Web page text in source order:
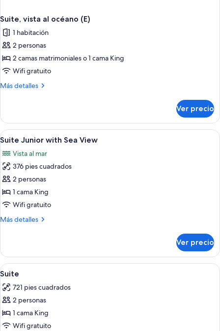
Suite, vista al océano (E)
1 habitación
2 personas
2 camas matrimoniales o 1 cama King
Wifi gratuito
Más detalles
Más
vista
al
océano
Ver precio
Abrir
todas
las
fotos
de
Suite
Junior
Sea
Minibar y caja de seguridad en la
1
Suite Junior with Sea View
Vista al mar
376 pies cuadrados
2 personas
1 cama King
Wifi gratuito
Más detalles
Más
Junior
with
Sea
Ver precio
Abrir
todas
las
fotos
de
Suite
Área de sala de estar | Televisión de
4
Suite
721 pies cuadrados
2 personas
1 cama King
Wifi gratuito